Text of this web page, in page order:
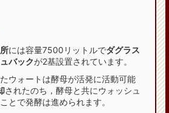
には容量7500リットルでダグラス
バックが2基設置されています。
ウォートは酵母が活発に活動可能
されたのち，酵母と共にウォッシュ
とで発酵は進められます。